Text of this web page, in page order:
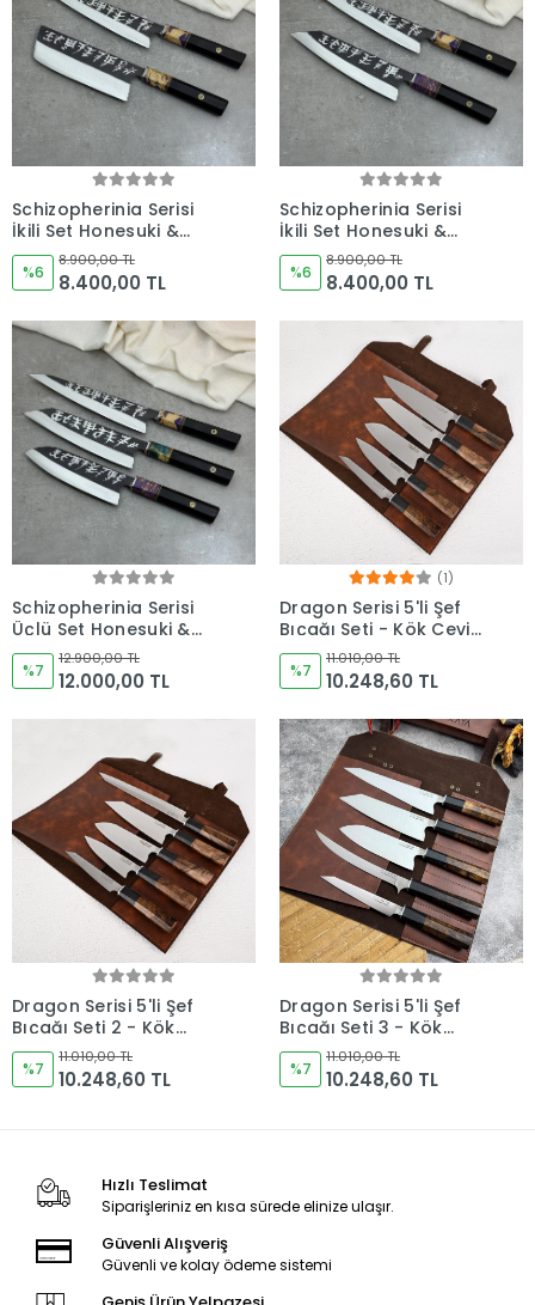
Schizopherinia Serisi
İkili Set Honesuki &
Nakiri - Kocakaya Özel
Tasarım
%6
8.900,00 TL
8.400,00 TL
Schizopherinia Serisi
İkili Set Honesuki &
Kiritsuke - Kocakaya
Özel Tasarım
%6
8.900,00 TL
8.400,00 TL
Schizopherinia Serisi
Üçlü Set Honesuki &
Kiritsuke & Santoku -
Kocakaya Özel
Tasarım
%7
12.900,00 TL
12.000,00 TL
(1)
Dragon Serisi 5'li Şef
Bıçağı Seti - Kök Ceviz
Hibrit Saplı & Deri
Taşıma Çantası
Hediyeli - Kocakaya
Özel Tasarım
%7
11.010,00 TL
10.248,60 TL
Dragon Serisi 5'li Şef
Bıçağı Seti 2 - Kök
Ceviz Hibrit Saplı &
Deri Taşıma Çantası
Hediyeli - Kocakaya
%7
11.010,00 TL
10.248,60 TL
Dragon Serisi 5'li Şef
Bıçağı Seti 3 - Kök
Ceviz Hibrit Saplı &
Deri Taşıma Çantası
Hediyeli - Kocakaya
%7
11.010,00 TL
10.248,60 TL
Hızlı Teslimat
Siparişleriniz en kısa sürede elinize ulaşır.
Güvenli Alışveriş
Güvenli ve kolay ödeme sistemi